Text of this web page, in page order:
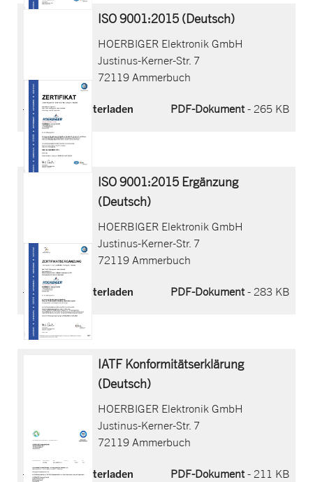
ISO 9001:2015 (Deutsch)
HOERBIGER Elektronik GmbH
Justinus-Kerner-Str. 7
72119 Ammerbuch
Jetzt herunterladen PDF-Dokument- 265 KB
ISO 9001:2015 Ergänzung
(Deutsch)
HOERBIGER Elektronik GmbH
Justinus-Kerner-Str. 7
72119 Ammerbuch
Jetzt herunterladen PDF-Dokument- 283 KB
IATF Konformitätserklärung
(Deutsch)
HOERBIGER Elektronik GmbH
Justinus-Kerner-Str. 7
72119 Ammerbuch
Jetzt herunterladen PDF-Dokument- 211 KB